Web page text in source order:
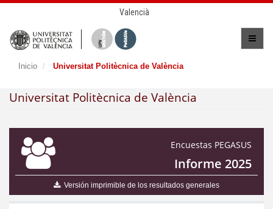
Valencià
Inicio Universitat Politècnica de València
Universitat Politècnica de València
Encuestas PEGASUS
Informe 2025
Versión imprimible de los resultados generales